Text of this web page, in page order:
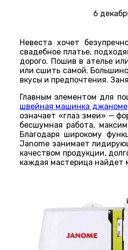
6
Невеста хочет
свадебное платье,
дорого. Пошив в ателье
или сшить самой.
вкусы и предпочтения.
Главным элементом для
швейная машинка джаноме
означает «глаз змеи» —
бесшумная работа,
Благодаря широкому
Janome занимает
качеством продукции,
каждая мастерица найдет